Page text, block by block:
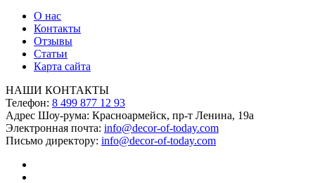
О нас
Контакты
Отзывы
Статьи
Карта сайта
НАШИ КОНТАКТЫ
Телефон: 8 499 877 12 93
Адрес Шоу-рума: Красноармейск, пр-т Ленина, 19а
Электронная почта: info@decor-of-today.com
Письмо директору: info@decor-of-today.com